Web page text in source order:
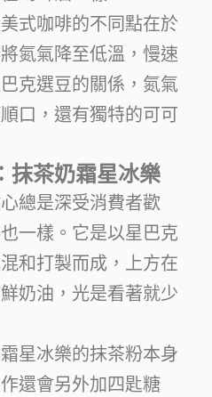
式咖啡的不同點在於
氮氣降至低溫，慢速
克選豆的關係，氮氣
口，還有獨特的可可
抹茶奶霜星冰樂
總是深受消費者歡
一樣。它是以星巴克
和打製而成，上方在
奶油，光是看著就少
星冰樂的抹茶粉本身
還會另外加四匙糖